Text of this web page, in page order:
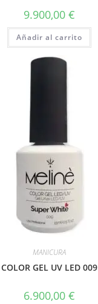
9.900,00 €
Añadir al carrito
MANICURA
COLOR GEL UV LED 009
6.900,00 €